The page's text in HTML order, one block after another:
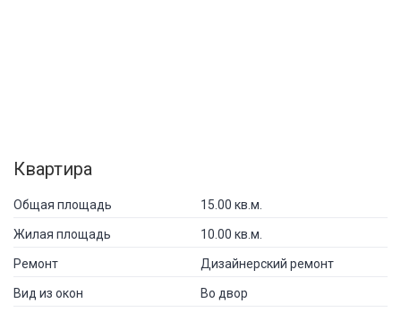
Квартира
Общая площадь 15.00 кв.м.
Жилая площадь 10.00 кв.м.
Ремонт Дизайнерский ремонт
Вид из окон Во двор